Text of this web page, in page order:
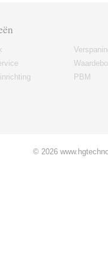
PBM
© 2026